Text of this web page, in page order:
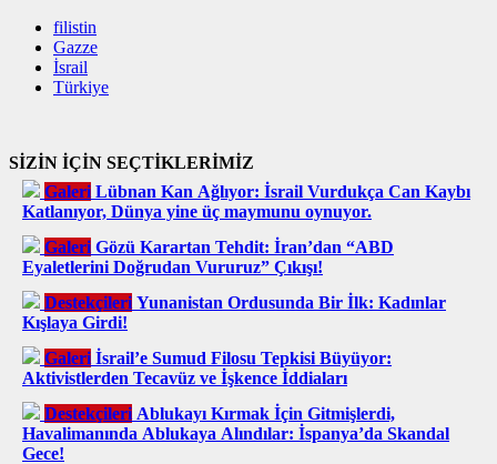
filistin
Gazze
İsrail
Türkiye
SİZİN İÇİN SEÇTİKLERİMİZ
Galeri Lübnan Kan Ağlıyor: İsrail Vurdukça Can Kaybı
Katlanıyor, Dünya yine üç maymunu oynuyor.
Galeri Gözü Karartan Tehdit: İran’dan “ABD
Eyaletlerini Doğrudan Vururuz” Çıkışı!
Destekçileri Yunanistan Ordusunda Bir İlk: Kadınlar
Kışlaya Girdi!
Galeri İsrail’e Sumud Filosu Tepkisi Büyüyor:
Aktivistlerden Tecavüz ve İşkence İddiaları
Destekçileri Ablukayı Kırmak İçin Gitmişlerdi,
Havalimanında Ablukaya Alındılar: İspanya’da Skandal
Gece!